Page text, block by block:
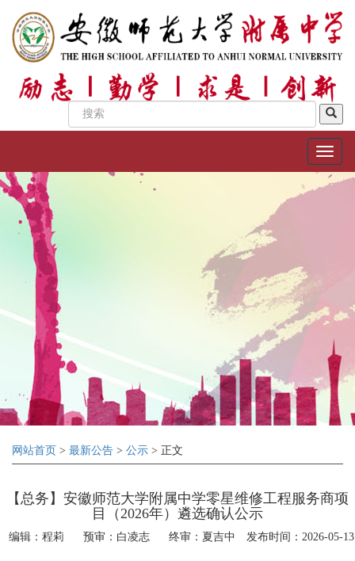
网站首页 > 最新公告 > 公示 > 正文
【总务】安徽师范大学附属中学零星维修工程服务商项
目（2026年）遴选确认公示
编辑：程莉 预审：白凌志 终审：夏吉中 发布时间：2026-05-13